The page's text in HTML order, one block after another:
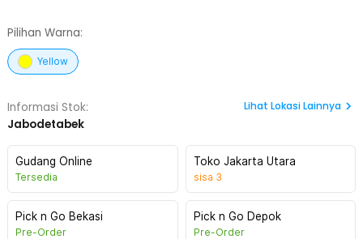
Pilihan Warna:
Yellow
Informasi Stok:
Jabodetabek
Lihat Lokasi Lainnya
Gudang Online
Tersedia
Toko Jakarta Utara
sisa 3
Pick n Go Bekasi
Pre-Order
Pick n Go Depok
Pre-Order